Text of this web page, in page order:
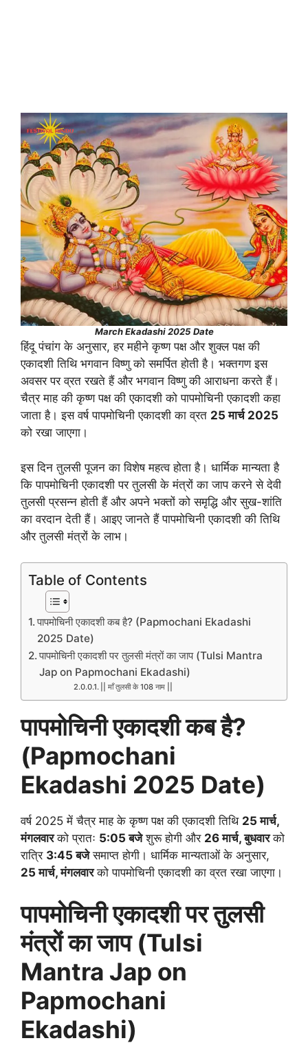
March Ekadashi 2025 Date
हिंदू पंचांग के अनुसार, हर महीने कृष्ण पक्ष और शुक्ल पक्ष की
एकादशी तिथि भगवान विष्णु को समर्पित होती है। भक्तगण इस
अवसर पर व्रत रखते हैं और भगवान विष्णु की आराधना करते हैं।
चैत्र माह की कृष्ण पक्ष की एकादशी को पापमोचिनी एकादशी कहा
जाता है। इस वर्ष पापमोचिनी एकादशी का व्रत 25 मार्च 2025
को रखा जाएगा।
इस दिन तुलसी पूजन का विशेष महत्व होता है। धार्मिक मान्यता है
कि पापमोचिनी एकादशी पर तुलसी के मंत्रों का जाप करने से देवी
तुलसी प्रसन्न होती हैं और अपने भक्तों को समृद्धि और सुख-शांति
का वरदान देती हैं। आइए जानते हैं पापमोचिनी एकादशी की तिथि
और तुलसी मंत्रों के लाभ।
Table of Contents
पापमोचिनी एकादशी कब है? (Papmochani Ekadashi
2025 Date)
पापमोचिनी एकादशी पर तुलसी मंत्रों का जाप (Tulsi Mantra
Jap on Papmochani Ekadashi)
|| माँ तुलसी के 108 नाम ||
पापमोचिनी एकादशी कब है?
(Papmochani
Ekadashi 2025 Date)
वर्ष 2025 में चैत्र माह के कृष्ण पक्ष की एकादशी तिथि 25 मार्च,
मंगलवारको प्रातः 5:05 बजेशुरू होगी और 26 मार्च, बुधवारको
रात्रि 3:45 बजेसमाप्त होगी। धार्मिक मान्यताओं के अनुसार,
25 मार्च, मंगलवारको पापमोचिनी एकादशी का व्रत रखा जाएगा।
पापमोचिनी एकादशी पर तुलसी
मंत्रों का जाप (Tulsi
Mantra Jap on
Papmochani
Ekadashi)